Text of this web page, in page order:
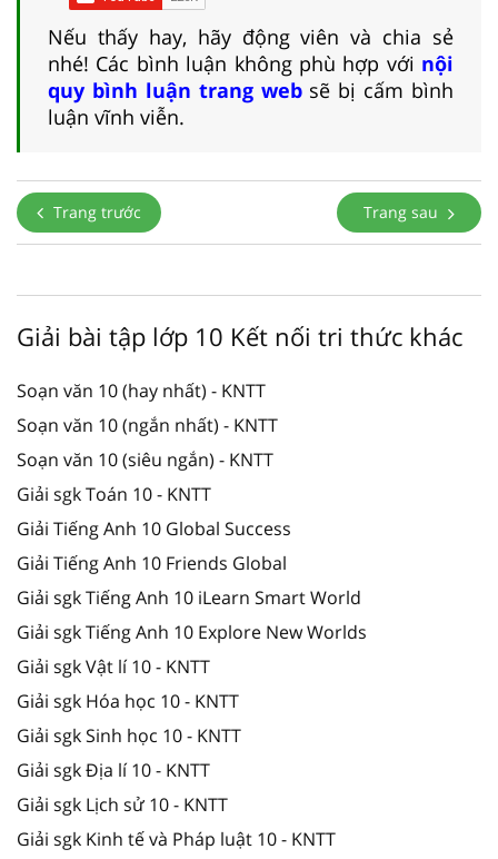
Nếu thấy hay, hãy động viên và chia sẻ
nhé! Các bình luận không phù hợp với nội
quy bình luận trang websẽ bị cấm bình
luận vĩnh viễn.
Trang trước Trang sau
Giải bài tập lớp 10 Kết nối tri thức khác
Soạn văn 10 (hay nhất) - KNTT
Soạn văn 10 (ngắn nhất) - KNTT
Soạn văn 10 (siêu ngắn) - KNTT
Giải sgk Toán 10 - KNTT
Giải Tiếng Anh 10 Global Success
Giải Tiếng Anh 10 Friends Global
Giải sgk Tiếng Anh 10 iLearn Smart World
Giải sgk Tiếng Anh 10 Explore New Worlds
Giải sgk Vật lí 10 - KNTT
Giải sgk Hóa học 10 - KNTT
Giải sgk Sinh học 10 - KNTT
Giải sgk Địa lí 10 - KNTT
Giải sgk Lịch sử 10 - KNTT
Giải sgk Kinh tế và Pháp luật 10 - KNTT